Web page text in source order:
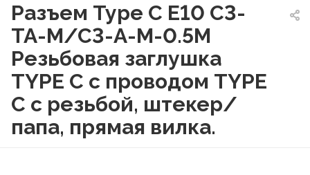
Разъем Type C E10 C3-
TA-M/C3-A-M-0.5M
Резьбовая заглушка
TYPE C с проводом TYPE
C с резьбой, штекер/
папа, прямая вилка.